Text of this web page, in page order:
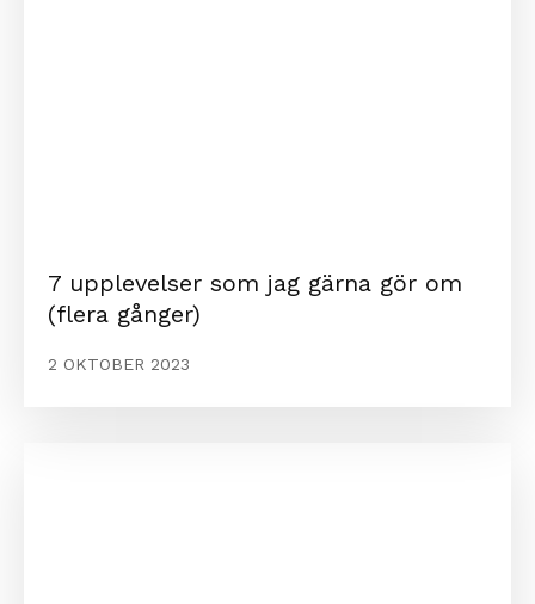
7 upplevelser som jag gärna gör om
(flera gånger)
2 OKTOBER 2023